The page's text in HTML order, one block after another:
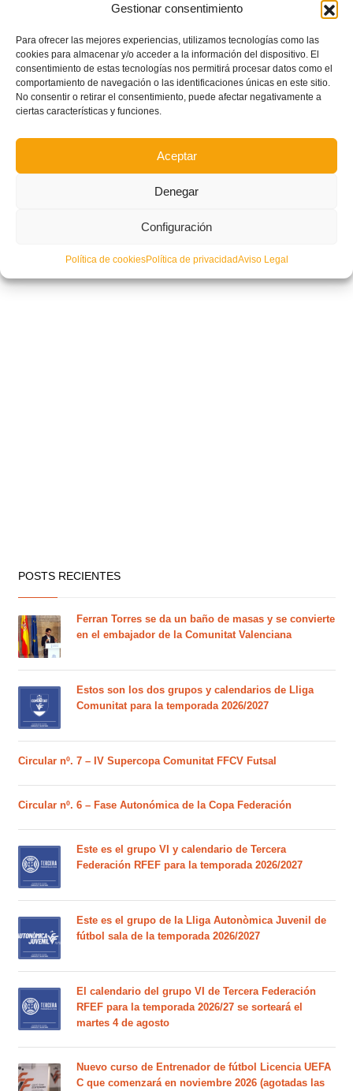
Gestionar consentimiento
Para ofrecer las mejores experiencias, utilizamos tecnologías como las
cookies para almacenar y/o acceder a la información del dispositivo. El
consentimiento de estas tecnologías nos permitirá procesar datos como el
comportamiento de navegación o las identificaciones únicas en este sitio.
No consentir o retirar el consentimiento, puede afectar negativamente a
ciertas características y funciones.
Aceptar
Denegar
Configuración
Política de cookiesPolítica de privacidadAviso Legal
Procedimiento para realizar los reconocimientos médicos de la Mutualidad
en la temporada 2023-2024
POSTS RECIENTES
Ferran Torres se da un baño de masas y se convierte
en el embajador de la Comunitat Valenciana
Estos son los dos grupos y calendarios de Lliga
Comunitat para la temporada 2026/2027
Circular nº. 7 – IV Supercopa Comunitat FFCV Futsal
Circular nº. 6 – Fase Autonómica de la Copa Federación
Este es el grupo VI y calendario de Tercera
Federación RFEF para la temporada 2026/2027
Este es el grupo de la Lliga Autonòmica Juvenil de
fútbol sala de la temporada 2026/2027
El calendario del grupo VI de Tercera Federación
RFEF para la temporada 2026/27 se sorteará el
martes 4 de agosto
Nuevo curso de Entrenador de fútbol Licencia UEFA
C que comenzará en noviembre 2026 (agotadas las